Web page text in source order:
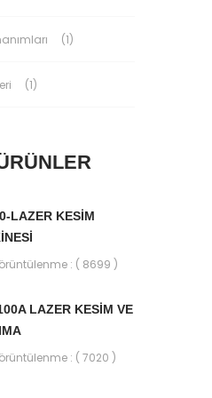
(1)
(1)
LAZER KESİM
: ( 8699 )
LAZER KESİM VE
: ( 7020 )